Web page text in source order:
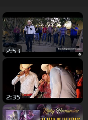
2:53
2:35